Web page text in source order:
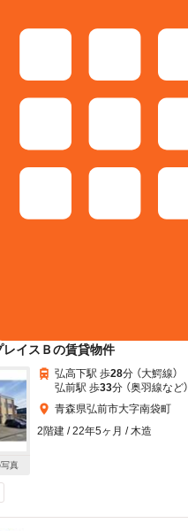
レイスＢの賃貸物件
真
弘高下駅 歩28分 （大鰐線）
弘前駅 歩33分 （奥羽線など）
青森県弘前市大字南袋町
2階建 / 22年5ヶ月 / 木造